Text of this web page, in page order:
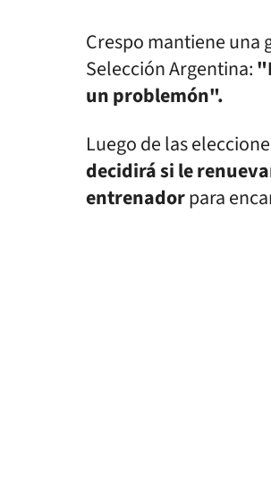
Crespo mantiene una
Selección Argentina:
un problemón".
Luego de las
decidirá si le
entrenadorpara